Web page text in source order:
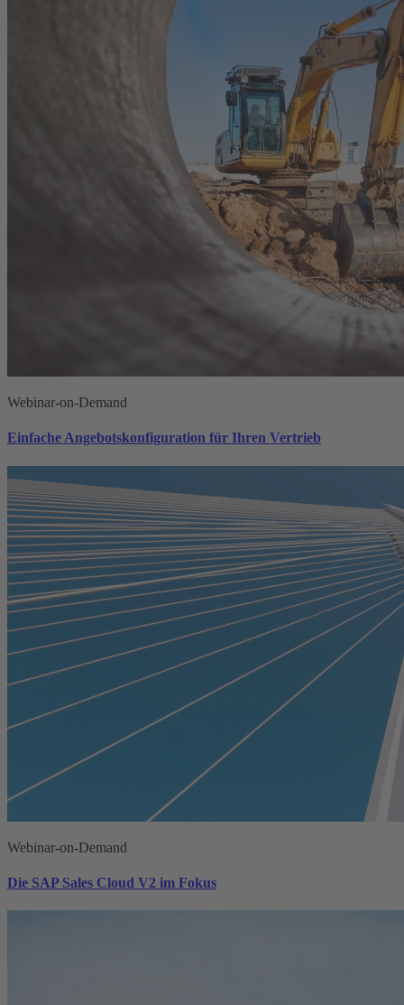
Webinar-on-Demand
Einfache Angebotskonfiguration für Ihren Vertrieb
Webinar-on-Demand
Die SAP Sales Cloud V2 im Fokus